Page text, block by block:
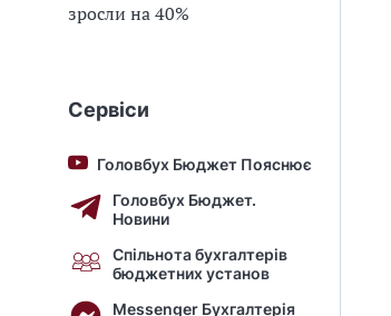
зросли на 40%
Сервіси
Головбух Бюджет Пояснює
Головбух Бюджет.
Новини
Спільнота бухгалтерів
бюджетних установ
Messenger Бухгалтерія